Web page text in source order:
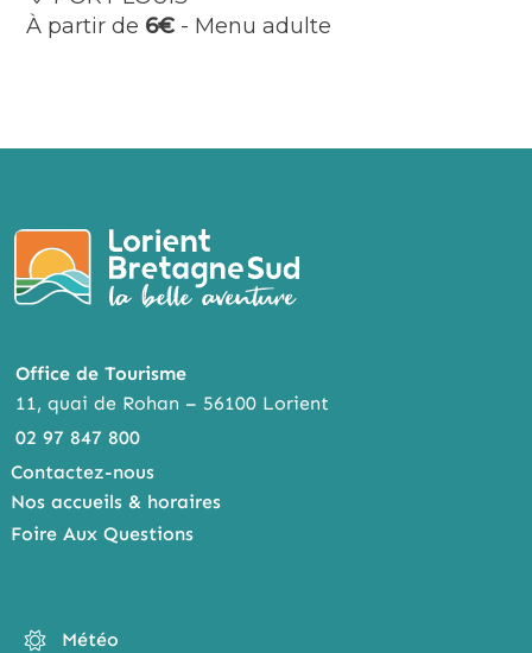
À partir de 6€ - Menu adulte
Office de Tourisme
11, quai de Rohan – 56100 Lorient
02 97 847 800
Contactez-nous
Nos accueils & horaires
Foire Aux Questions
Météo